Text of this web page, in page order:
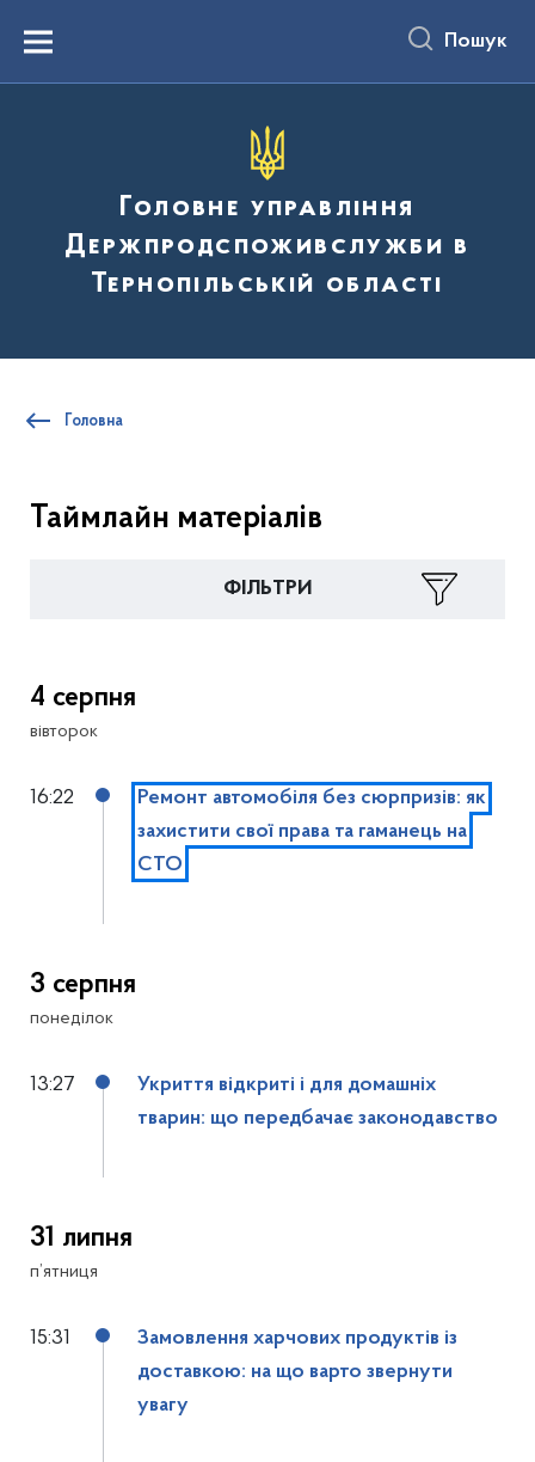
вмістуMenu Пошук
Головне управління
Держпродспоживслужби в
Тернопільській області
Головна
Таймлайн матеріалів
ФІЛЬТРИ
4 серпня
вівторок
16:22
Ремонт автомобіля без сюрпризів: як
захистити свої права та гаманець на
СТО
3 серпня
понеділок
13:27
Укриття відкриті і для домашніх
тварин: що передбачає законодавство
31 липня
п’ятниця
15:31
Замовлення харчових продуктів із
доставкою: на що варто звернути
увагу